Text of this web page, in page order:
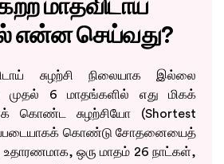
மாதவிடாய்
என்ன செய்வது?
சுழற்சி நிலையாக இல்லை
6 மாதங்களில் எது மிகக்
கொண்ட சுழற்சியோ (Shortest
கொண்டு சோதனையைத்
ஒரு மாதம் 26 நாட்கள்,